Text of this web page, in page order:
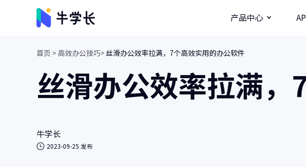
产品中心
视频创意
牛小影
画质增强/视频修复/AI视频抠像
牛学长
多种录制
首页 > 高效办公技巧>丝滑办公效率拉满，7个高效实用的办公软件
丝滑办公效率拉满
牛学长
2023-09-25 发布